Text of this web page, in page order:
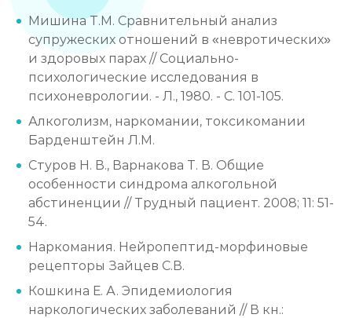
Мишина Т.М. Сравнительный анализ
супружеских отношений в «невротических»
и здоровых парах // Социально-
психологические исследования в
психоневрологии. - Л., 1980. - С. 101-105.
Алкоголизм, наркомании, токсикомании
Барденштейн Л.M.
Стуров Н. В., Варнакова Т. В. Общие
особенности синдрома алкогольной
абстиненции // Трудный пациент. 2008; 11: 51-
54.
Наркомания. Нейропептид-морфиновые
рецепторы Зайцев С.В.
Кошкина Е. А. Эпидемиология
наркологических заболеваний // В кн.: